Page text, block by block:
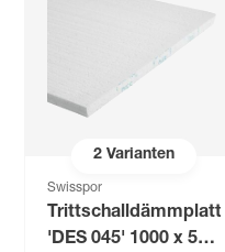
2Varianten
Swisspor
Trittschalldämmplatte
'DES 045' 1000 x 500